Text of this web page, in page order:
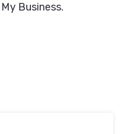
Business.